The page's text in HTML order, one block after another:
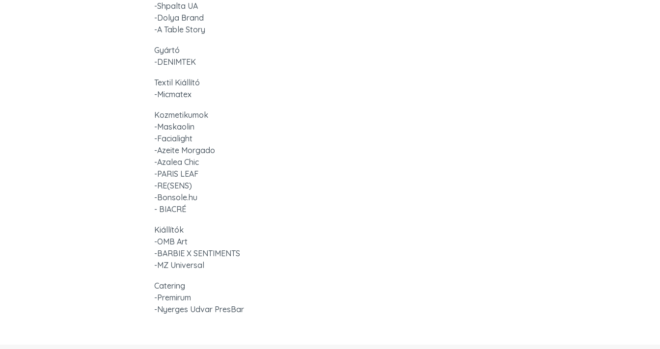
-Shpalta UA
-Dolya Brand
-A Table Story
Gyártó
-DENIMTEK
Textil Kiállító
-Micmatex
Kozmetikumok
-Maskaolin
-Facialight
-Azeite Morgado
-Azalea Chic
-PARIS LEAF
-RE(SENS)
-Bonsole.hu
- BIACRÉ
Kiállítók
-OMB Art
-BARBIE X SENTIMENTS
-MZ Universal
Catering
-Premirum
-Nyerges Udvar PresBar